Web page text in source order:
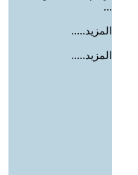
...
المزيد.....
المزيد.....